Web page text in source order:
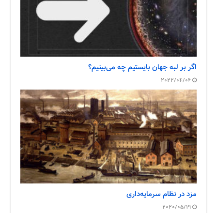
اگر بر لبه جهان بایستیم چه می‌بینیم؟
2022/04/06
مزد در نظام سرمایه‌داری
2020/05/19